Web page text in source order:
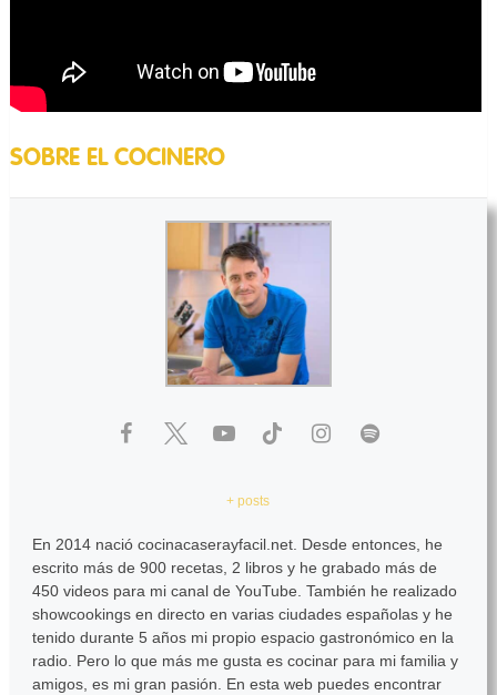
SOBRE EL COCINERO
+ posts
En 2014 nació cocinacaserayfacil.net. Desde entonces, he
escrito más de 900 recetas, 2 libros y he grabado más de
450 videos para mi canal de YouTube. También he realizado
showcookings en directo en varias ciudades españolas y he
tenido durante 5 años mi propio espacio gastronómico en la
radio. Pero lo que más me gusta es cocinar para mi familia y
amigos, es mi gran pasión. En esta web puedes encontrar